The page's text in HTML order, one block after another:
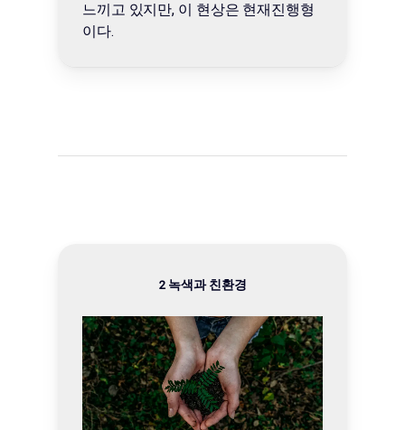
느끼고 있지만, 이 현상은 현재진행형
이다.
2 녹색과 친환경